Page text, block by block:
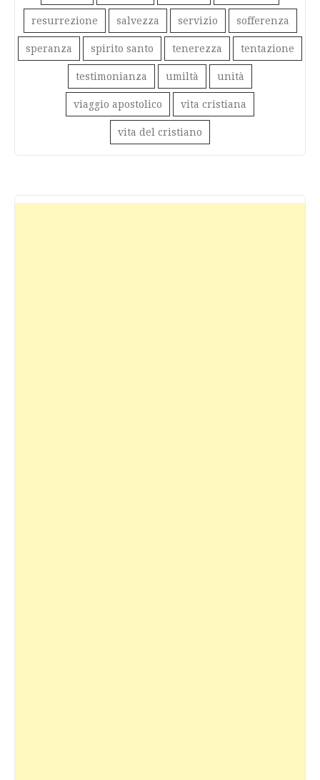
resurrezione salvezza servizio sofferenza
speranza spirito santo tenerezza tentazione
testimonianza umiltà unità
viaggio apostolico vita cristiana
vita del cristiano